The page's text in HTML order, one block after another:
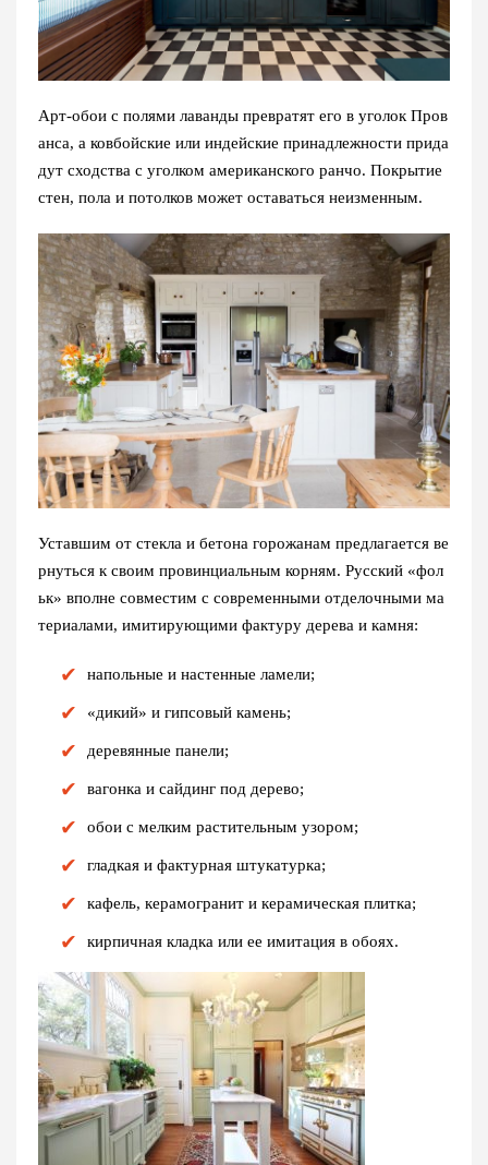
Арт-обои с полями лаванды превратят его в уголок Пров
анса, а ковбойские или индейские принадлежности прида
дут сходства с уголком американского ранчо. Покрытие
стен, пола и потолков может оставаться неизменным.
Уставшим от стекла и бетона горожанам предлагается ве
рнуться к своим провинциальным корням. Русский «фол
ьк» вполне совместим с современными отделочными ма
териалами, имитирующими фактуру дерева и камня:
напольные и настенные ламели;
«дикий» и гипсовый камень;
деревянные панели;
вагонка и сайдинг под дерево;
обои с мелким растительным узором;
гладкая и фактурная штукатурка;
кафель, керамогранит и керамическая плитка;
кирпичная кладка или ее имитация в обоях.